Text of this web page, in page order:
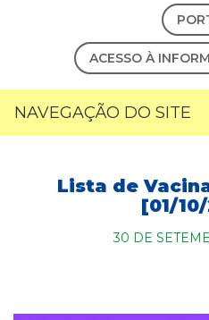
ACESSO À
NAVEGAÇÃO DO SITE
Lista de
[01/
30 DE